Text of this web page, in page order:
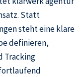
Statt
steht eine klare
definieren,
Tracking